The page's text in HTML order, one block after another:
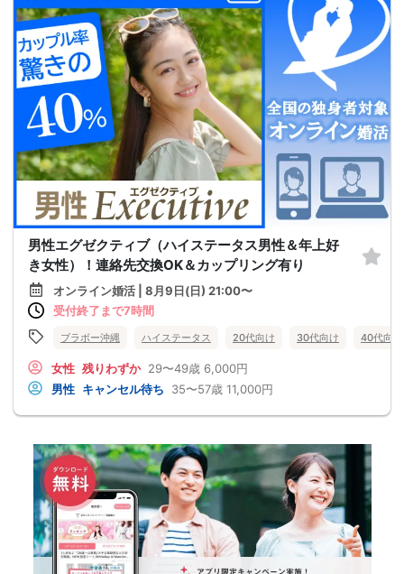
男性エグゼクティブ（ハイステータス男性＆年上好
き女性）！連絡先交換OK＆カップリング有り
オンライン婚活 | 8月9日(日) 21:00〜
受付終了まで7時間
ブラボー沖縄 ハイステータス 20代向け 30代向け 40代向け
女性 残りわずか 29〜49歳 6,000円
男性 キャンセル待ち 35〜57歳 11,000円